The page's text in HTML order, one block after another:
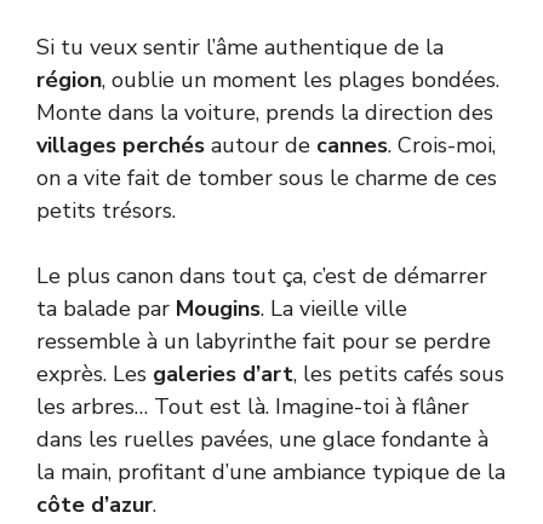
Si tu veux sentir l’âme authentique de la
région, oublie un moment les plages bondées.
Monte dans la voiture, prends la direction des
villages perchés autour de cannes. Crois-moi,
on a vite fait de tomber sous le charme de ces
petits trésors.
Le plus canon dans tout ça, c’est de démarrer
ta balade par Mougins. La vieille ville
ressemble à un labyrinthe fait pour se perdre
exprès. Les galeries d’art, les petits cafés sous
les arbres… Tout est là. Imagine-toi à flâner
dans les ruelles pavées, une glace fondante à
la main, profitant d’une ambiance typique de la
côte d’azur.